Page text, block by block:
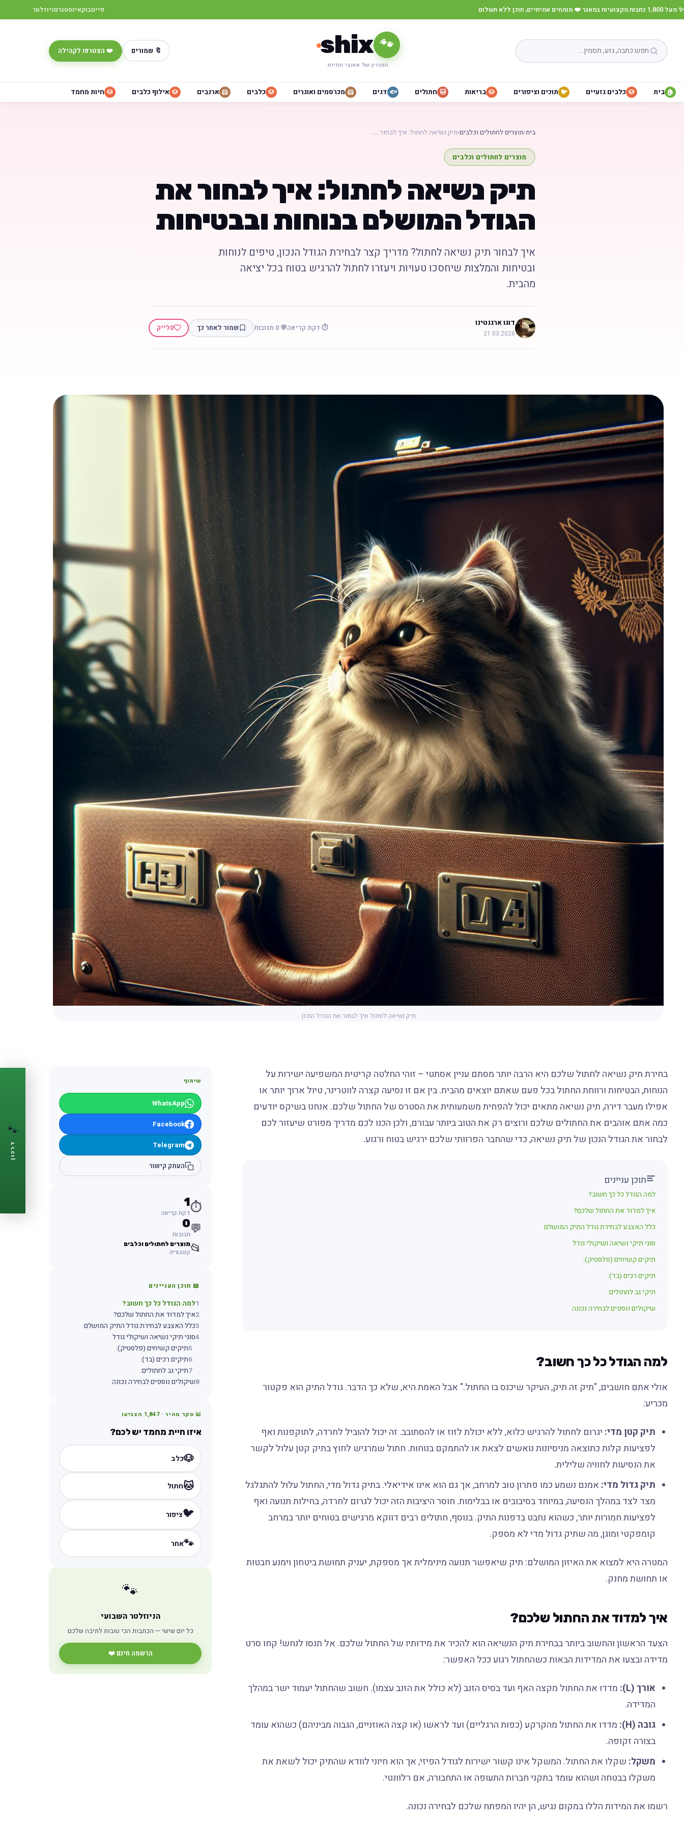
✨ מעל 1,800 כתבות מקצועיות במאגר ·❤️ מומחים אמיתיים, תוכן ללא תשלום פייסבוקאינסטגרםניוזלטר
🐾
shix
המגזין של אוהבי החיות
🔖 שמורים ❤️ הצטרפו לקהילה
🏠 בית 🐶 כלבים גזעיים 🐦 תוכים וציפורים 🐶 בריאות 🐱 חתולים 🐟 דגים 🐹 מכרסמים ואוגרים 🐶 כלבים 🐹 ארנבים 🐶 אילוף כלבים 🐶 חיות מחמד
בית›מוצרים לחתולים וכלבים›תיק נשיאה לחתול: איך לבחור……
מוצרים לחתולים וכלבים
תיק נשיאה לחתול: איך לבחור את
הגודל המושלם בנוחות ובבטיחות
איך לבחור תיק נשיאה לחתול? מדריך קצר לבחירת הגודל הנכון, טיפים לנוחות
ובטיחות והמלצות שיחסכו טעויות ויעזרו לחתול להרגיש בטוח בכל יציאה
מהבית.
דוגו ארגנטינו
21.03.2026
⏱️ דקת קריאה💬 0 תגובות שמור לאחר כך 0לייק
תיק נשיאה לחתול איך לבחור את הגודל הנכון
בחירת תיק נשיאה לחתול שלכם היא הרבה יותר מסתם עניין אסתטי – זוהי החלטה קריטית המשפיעה ישירות על
הנוחות, הבטיחות ורווחת החתול בכל פעם שאתם יוצאים מהבית. בין אם זו נסיעה קצרה לווטרינר, טיול ארוך יותר או
אפילו מעבר דירה, תיק נשיאה מתאים יכול להפחית משמעותית את הסטרס של החתול שלכם. אנחנו בשיקס יודעים
כמה אתם אוהבים את החתולים שלכם ורוצים רק את הטוב ביותר עבורם, ולכן הכנו לכם מדריך מפורט שיעזור לכם
לבחור את הגודל הנכון של תיק נשיאה, כדי שהחבר הפרוותי שלכם ירגיש בטוח ורגוע.
תוכן עניינים
למה הגודל כל כך חשוב?
איך למדוד את החתול שלכם?
כלל האצבע לבחירת גודל התיק המושלם
סוגי תיקי נשיאה ושיקולי גודל
תיקים קשיחים (פלסטיק):
תיקים רכים (בד):
תיקי גב לחתולים:
שיקולים נוספים לבחירה נכונה
למה הגודל כל כך חשוב?
אולי אתם חושבים, "תיק זה תיק, העיקר שיכנס בו החתול." אבל האמת היא, שלא כך הדבר. גודל התיק הוא פקטור
מכריע:
תיק קטן מדי: יגרום לחתול להרגיש כלוא, ללא יכולת לזוז או להסתובב. זה יכול להוביל לחרדה, לתוקפנות ואף
לפציעות קלות כתוצאה מניסיונות נואשים לצאת או להתמקם בנוחות. חתול שמרגיש לחוץ בתיק קטן עלול לקשר
את הנסיעות לחוויה שלילית.
תיק גדול מדי: אמנם נשמע כמו פתרון טוב למרחב, אך גם הוא אינו אידיאלי. בתיק גדול מדי, החתול עלול להתגלגל
מצד לצד במהלך הנסיעה, במיוחד בסיבובים או בבלימות. חוסר היציבות הזה יכול לגרום לחרדה, בחילות תנועה ואף
לפציעות חמורות יותר, כשהוא נחבט בדפנות התיק. בנוסף, חתולים רבים דווקא מרגישים בטוחים יותר במרחב
קומפקטי ומוגן, מה שתיק גדול מדי לא מספק.
המטרה היא למצוא את האיזון המושלם: תיק שיאפשר תנועה מינימלית אך מספקת, יעניק תחושת ביטחון וימנע חבטות
או תחושת מחנק.
איך למדוד את החתול שלכם?
הצעד הראשון והחשוב ביותר בבחירת תיק הנשיאה הוא להכיר את מידותיו של החתול שלכם. אל תנסו לנחש! קחו סרט
מדידה ובצעו את המדידות הבאות כשהחתול רגוע ככל האפשר:
אורך (L):
מדדו את החתול מקצה האף ועד בסיס הזנב (לא כולל את הזנב עצמו). חשוב שהחתול יעמוד ישר במהלך
המדידה.
גובה (H):
מדדו את החתול מהקרקע (כפות הרגליים) ועד לראשו (או קצה האוזניים, הגבוה מביניהם) כשהוא עומד
בצורה זקופה.
משקל: שקלו את החתול. המשקל אינו קשור ישירות לגודל הפיזי, אך הוא חיוני לוודא שהתיק יכול לשאת את
משקלו בבטחה ושהוא עומד בתקני חברות התעופה או התחבורה, אם רלוונטי.
רשמו את המידות הללו במקום נגיש, הן יהיו המפתח שלכם לבחירה נכונה.
שיתוף
WhatsApp
Facebook
Telegram
העתק קישור
⏱️
1
דקת קריאה
💬
0
תגובות
📂מוצרים לחתולים וכלבים
קטגוריה
📖 תוכן העניינים
1למה הגודל כל כך חשוב?
2איך למדוד את החתול שלכם?
3כלל האצבע לבחירת גודל התיק המושלם
4סוגי תיקי נשיאה ושיקולי גודל
5תיקים קשיחים (פלסטיק):
6תיקים רכים (בד):
7תיקי גב לחתולים:
8שיקולים נוספים לבחירה נכונה
📊 סקר מהיר ·1,847 הצביעו
איזו חיית מחמד יש לכם?
🐶כלב
🐱חתול
🐦ציפור
🐾אחר
🐾
הניוזלטר השבועי
כל יום שישי — הכתבות הכי טובות לתיבה שלכם
הרשמה חינם ❤️
🐾
דרכון
🐾
הדרכון הדיגיטלי